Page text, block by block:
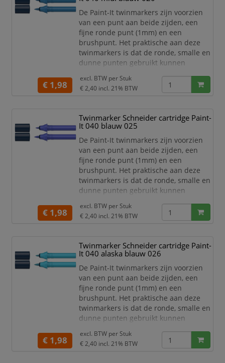
De Paint-It twinmarkers zijn voorzien
van een punt aan beide zijden, een
fijne ronde punt (1mm) en een
brushpunt. Het praktische aan deze
twinmarkers is dat de ronde, smalle en
dunne punten gebruikt kunnen
dikkere punten gebruikt kunnen
worden om grotere schrijf- en
egaal in te kleuren. Zo haal je met de
twinmarkers verschillende functies in
€ 1,98
excl. BTW per Stuk
€ 2,40 incl. 21% BTW
Twinmarker Schneider cartridge Paint-
It 040 blauw 025
De Paint-It twinmarkers zijn voorzien
van een punt aan beide zijden, een
fijne ronde punt (1mm) en een
brushpunt. Het praktische aan deze
twinmarkers is dat de ronde, smalle en
dunne punten gebruikt kunnen
dikkere punten gebruikt kunnen
worden om grotere schrijf- en
egaal in te kleuren. Zo haal je met de
twinmarkers verschillende functies in
€ 1,98
excl. BTW per Stuk
€ 2,40 incl. 21% BTW
Twinmarker Schneider cartridge Paint-
It 040 alaska blauw 026
De Paint-It twinmarkers zijn voorzien
van een punt aan beide zijden, een
fijne ronde punt (1mm) en een
brushpunt. Het praktische aan deze
twinmarkers is dat de ronde, smalle en
dunne punten gebruikt kunnen
dikkere punten gebruikt kunnen
worden om grotere schrijf- en
€ 1,98
excl. BTW per Stuk
€ 2,40 incl. 21% BTW